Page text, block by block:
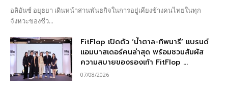
อลิอันซ์ อยุธยา เดินหน้าสานพันธกิจในการอยู่เคียงข้างคนไทยในทุก
จังหวะของชีว...
FitFlop เปิดตัว ‘น้ำตาล-ทิพนารี’ แบรนด์
แอมบาสเดอร์คนล่าสุด พร้อมชวนสัมผัส
ความสบายของรองเท้า FitFlop ...
07/08/2026